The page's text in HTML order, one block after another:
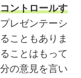
ントロールす
レゼンテーシ
こともありま
ことはもって
の意見を言い